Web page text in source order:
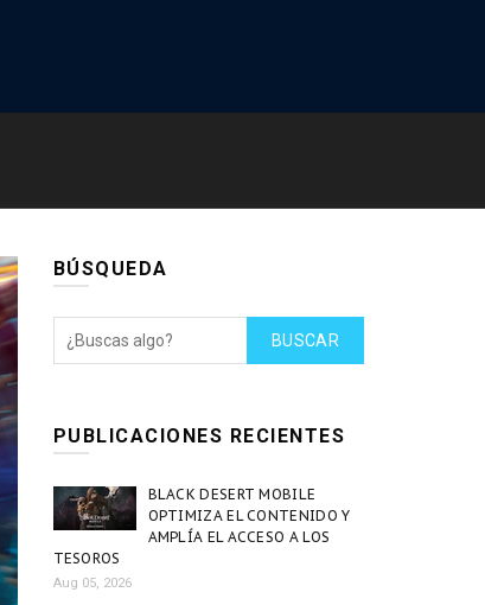
BÚSQUEDA
BUSCAR
PUBLICACIONES RECIENTES
BLACK DESERT MOBILE
OPTIMIZA EL CONTENIDO Y
AMPLÍA EL ACCESO A LOS
TESOROS
Aug 05, 2026